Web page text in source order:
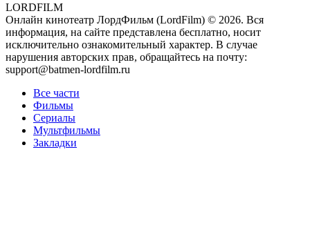
LORDFILM
Онлайн кинотеатр ЛордФильм (LordFilm) © 2026. Вся
информация, на сайте представлена бесплатно, носит
исключительно ознакомительный характер. В случае
нарушения авторских прав, обращайтесь на почту:
support@batmen-lordfilm.ru
Все части
Фильмы
Сериалы
Мультфильмы
Закладки